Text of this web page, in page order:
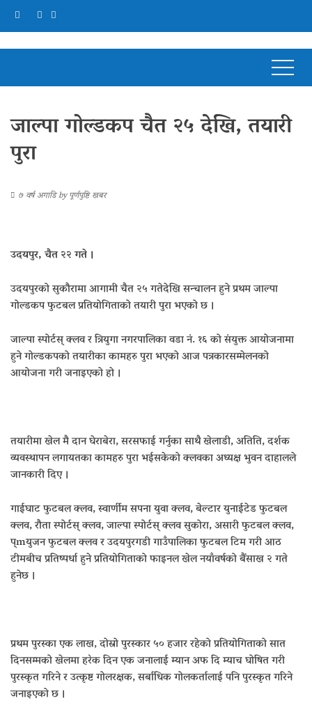
जाल्पा गोल्डकप चैत २५ देखि, तयारी
पुरा
७ वर्ष अगाडिbyपूर्णपुष्टि खबर
उदयपुर, चैत २२ गते ।
उदयपुरको सुकौरामा आगामी चैत २५ गतेदेखि सन्चालन हुने प्रथम जाल्पा
गोल्डकप फुटबल प्रतियोगिताको तयारी पुरा भएको छ ।
जाल्पा स्पोर्टस् क्लव र त्रियुगा नगरपालिका वडा नं. १६ को संयुक्त आयोजनामा
हुने गोल्डकपको तयारीका कामहरु पुरा भएको आज पत्रकारसम्मेलनको
आयोजना गरी जनाइएको हो ।
तयारीमा खेल मै दान घेराबेरा, सरसफाई गर्नुका साथै खेलाडी, अतिति, दर्शक
व्यवस्थापन लगायतका कामहरु पुरा भईसकेको क्लवका अध्यक्ष भुवन दाहालले
जानकारी दिए ।
गाईघाट फुटबल क्लव, स्वार्णीम सपना युवा क्लव, बेल्टार युनाईटेड फुटबल
क्लव, रौता स्पोर्टस् क्लव, जाल्पा स्पोर्टस् क्लव सुकोरा, असारी फुटबल क्लव,
प्mयुजन फुटबल क्लव र उदयपुरगडी गाउँपालिका फुटबल टिम गरी आठ
टीमबीच प्रतिष्पर्धा हुने प्रतियोगिताको फाइनल खेल नयाँवर्षको बैंसाख २ गते
हुनेछ ।
प्रथम पुरस्का एक लाख, दोस्रो पुरस्कार ५० हजार रहेको प्रतियोगिताको सात
दिनसम्मको खेलमा हरेक दिन एक जनालाई म्यान अफ दि म्याच घोषित गरी
पुरस्कृत गरिने र उत्कृष्ट गोलरक्षक, सर्बाधिक गोलकर्तालाई पनि पुरस्कृत गरिने
जनाइएको छ ।